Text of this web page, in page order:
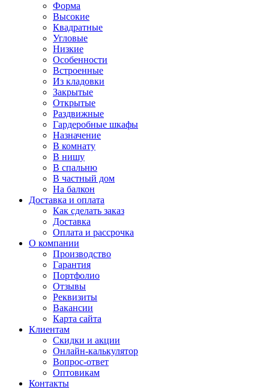
Форма
Высокие
Квадратные
Угловые
Низкие
Особенности
Встроенные
Из кладовки
Закрытые
Открытые
Раздвижные
Гардеробные шкафы
Назначение
В комнату
В нишу
В спальню
В частный дом
На балкон
Доставка и оплата
Как сделать заказ
Доставка
Оплата и рассрочка
О компании
Производство
Гарантия
Портфолио
Отзывы
Реквизиты
Вакансии
Карта сайта
Клиентам
Скидки и акции
Онлайн-калькулятор
Вопрос-ответ
Оптовикам
Контакты